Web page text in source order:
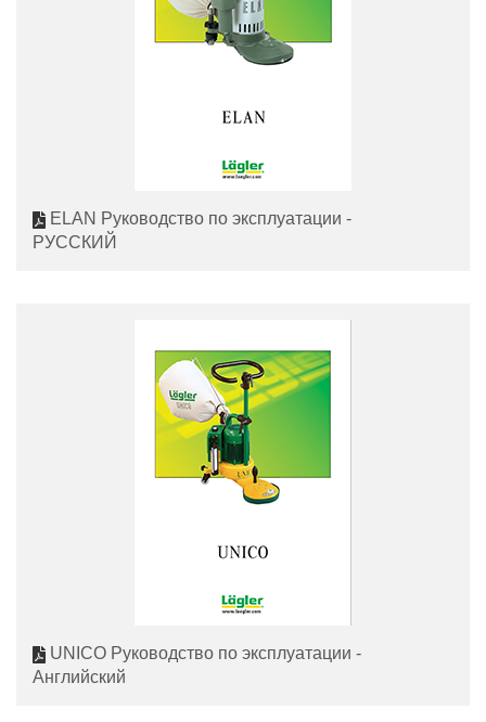
ELAN Руководство по эксплуатации -
РУССКИЙ
UNICO Руководство по эксплуатации -
Английский